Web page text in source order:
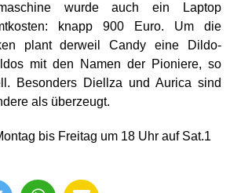
wurde auch ein Laptop
knapp 900 Euro. Um die
plant derweil Candy eine Dildo-
mit den Namen der Pioniere, so
Besonders Diellza und Aurica sind
als überzeugt.
bis Freitag um 18 Uhr auf Sat.1